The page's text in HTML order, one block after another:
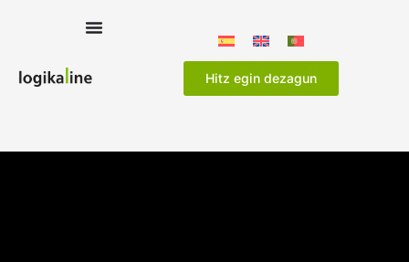
Hitz egin dezagun